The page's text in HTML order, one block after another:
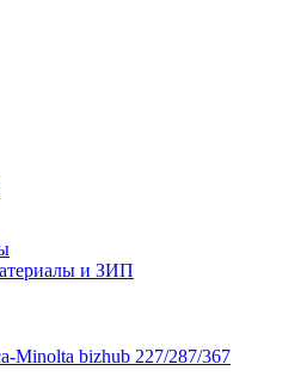
и ЗИП
Minolta bizhub 227/287/367